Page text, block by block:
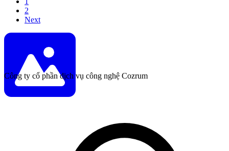
2
Next
Công ty cổ phần dịch vụ công nghệ Cozrum